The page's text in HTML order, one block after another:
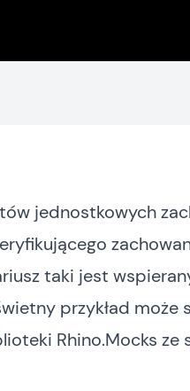
jednostkowych
taki jest
przykład może
Rhino.Mocks ze